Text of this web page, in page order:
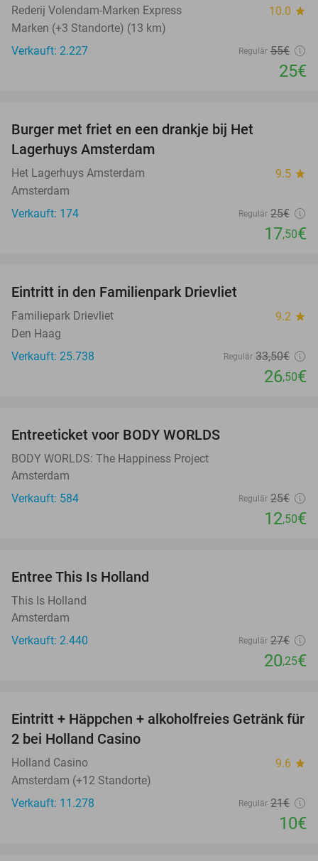
Rederij Volendam-Marken Express 10.0 star
Marken (+3 Standorte) (13 km)
Verkauft: 2.227
Regulär 55€
25€
Burger met friet en een drankje bij Het
Lagerhuys Amsterdam
Het Lagerhuys Amsterdam 9.5 star
Amsterdam
Verkauft: 174
Regulär 25€
17,50€
Eintritt in den Familienpark Drievliet
Familiepark Drievliet 9.2 star
Den Haag
Verkauft: 25.738
Regulär 33,50€
26,50€
Entreeticket voor BODY WORLDS
BODY WORLDS: The Happiness Project
Amsterdam
Verkauft: 584
Regulär 25€
12,50€
Entree This Is Holland
This Is Holland
Amsterdam
Verkauft: 2.440
Regulär 27€
20,25€
52%
Eintritt + Häppchen + alkoholfreies Getränk für
2 bei Holland Casino
Holland Casino 9.6 star
Amsterdam (+12 Standorte)
Verkauft: 11.278
Regulär 21€
10€